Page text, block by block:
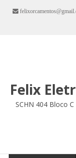
para
Felix
SCHN 404 Bloco